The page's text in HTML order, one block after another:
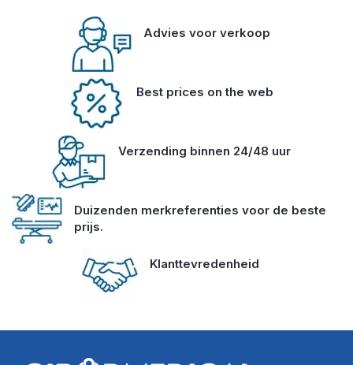
Advies voor verkoop
Best prices on the web
Verzending binnen 24/48 uur
Duizenden merkreferenties voor de beste
prijs.
Klanttevredenheid